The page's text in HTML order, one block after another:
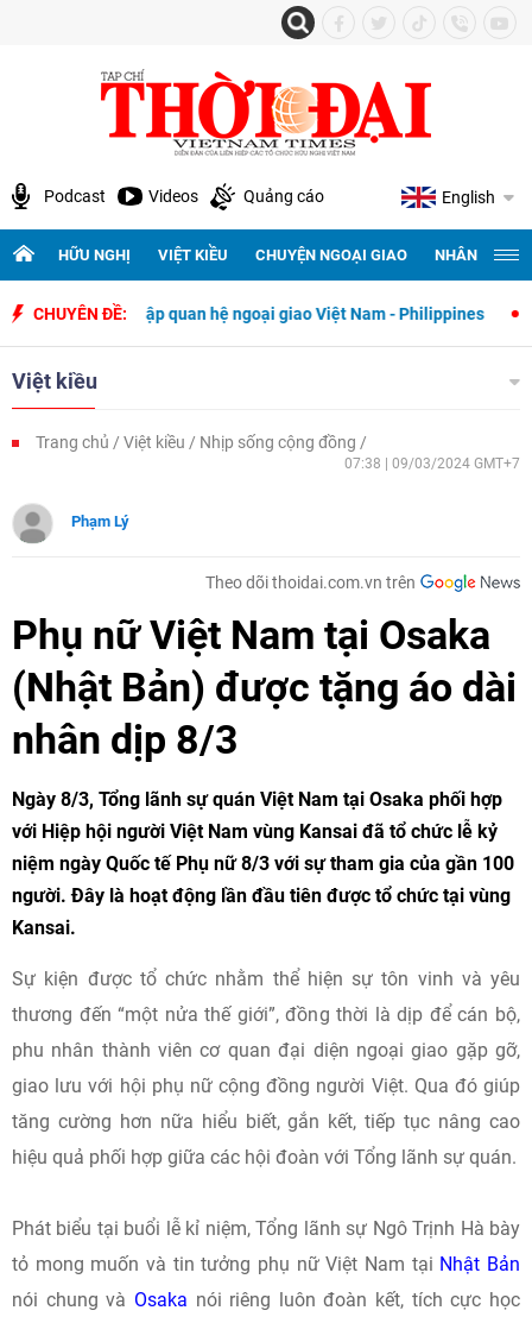
Podcast Videos Quảng cáo English
HỮU NGHỊ VIỆT KIỀU CHUYỆN NGOẠI GIAO NHÂN
CHUYÊN ĐỀ:
thiết lập quan hệ ngoại giao Việt Nam - Philippines 500 ngày
Việt kiều
Trang chủ Việt kiều Nhịp sống cộng đồng
07:38 | 09/03/2024 GMT+7
Phạm Lý
Theo dõi thoidai.com.vn trên
Phụ nữ Việt Nam tại Osaka
(Nhật Bản) được tặng áo dài
nhân dịp 8/3
Ngày 8/3, Tổng lãnh sự quán Việt Nam tại Osaka phối hợp
với Hiệp hội người Việt Nam vùng Kansai đã tổ chức lễ kỷ
niệm ngày Quốc tế Phụ nữ 8/3 với sự tham gia của gần 100
người. Đây là hoạt động lần đầu tiên được tổ chức tại vùng
Kansai.
Sự kiện được tổ chức nhằm thể hiện sự tôn vinh và yêu
thương đến “một nửa thế giới”, đồng thời là dịp để cán bộ,
phu nhân thành viên cơ quan đại diện ngoại giao gặp gỡ,
giao lưu với hội phụ nữ cộng đồng người Việt. Qua đó giúp
tăng cường hơn nữa hiểu biết, gắn kết, tiếp tục nâng cao
hiệu quả phối hợp giữa các hội đoàn với Tổng lãnh sự quán.
Phát biểu tại buổi lễ kỉ niệm, Tổng lãnh sự Ngô Trịnh Hà bày
tỏ mong muốn và tin tưởng phụ nữ Việt Nam tại Nhật Bản
nói chung và Osaka nói riêng luôn đoàn kết, tích cực học